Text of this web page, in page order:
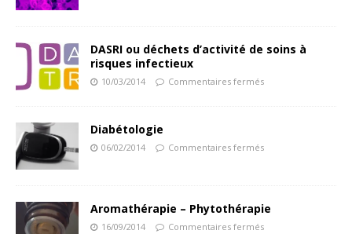
DASRI ou déchets d’activité de soins à
risques infectieux
10/03/2014 Commentaires fermés
Diabétologie
06/02/2014 Commentaires fermés
Aromathérapie – Phytothérapie
16/09/2014 Commentaires fermés